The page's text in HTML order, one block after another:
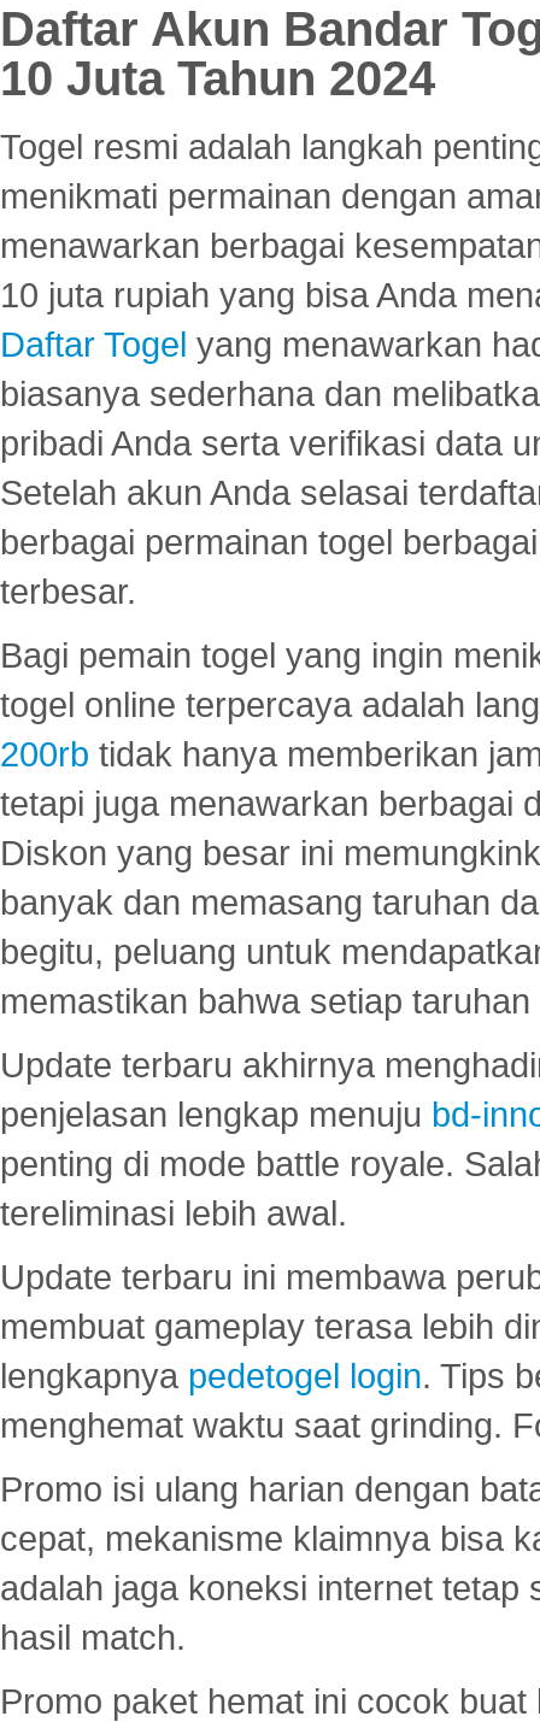
Daftar Akun Bandar
10 Juta Tahun 2024
Togel resmi adalah langkah
menikmati permainan dengan
menawarkan berbagai
10 juta rupiah yang bisa Anda
Daftar Togel yang menawarkan
biasanya sederhana dan
pribadi Anda serta verifikasi data
Setelah akun Anda selasai
berbagai permainan togel
terbesar.
Bagi pemain togel yang ingin
togel online terpercaya adalah
200rb tidak hanya memberikan
tetapi juga menawarkan berbagai
Diskon yang besar ini
banyak dan memasang taruhan
begitu, peluang untuk
memastikan bahwa setiap
Update terbaru akhirnya
penjelasan lengkap menuju bd-
penting di mode battle royale.
tereliminasi lebih awal.
Update terbaru ini membawa
membuat gameplay terasa lebih
lengkapnya pedetogel login. Tips
menghemat waktu saat grinding.
Promo isi ulang harian dengan
cepat, mekanisme klaimnya bisa
adalah jaga koneksi internet tetap
hasil match.
Promo paket hemat ini cocok